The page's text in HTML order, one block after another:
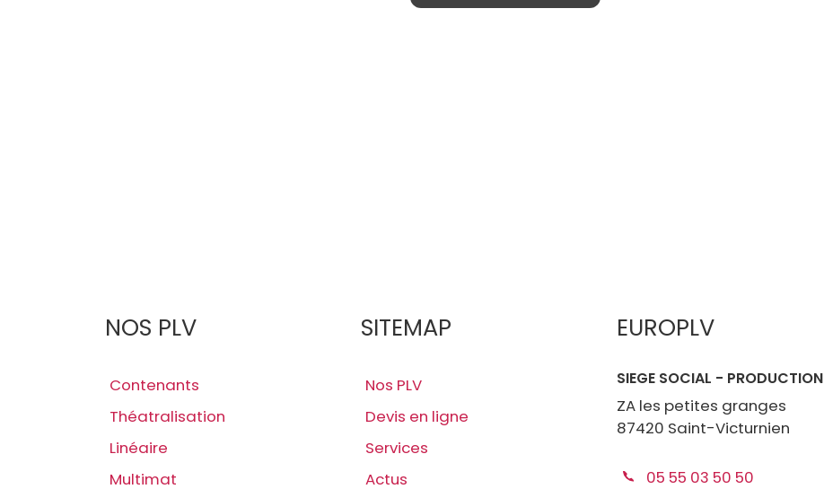
NOS PLV
Contenants
Théatralisation
Linéaire
Multimat
SITEMAP
Nos PLV
Devis en ligne
Services
Actus
EUROPLV
SIEGE SOCIAL - PRODUCTION
ZA les petites granges
87420 Saint-Victurnien
05 55 03 50 50